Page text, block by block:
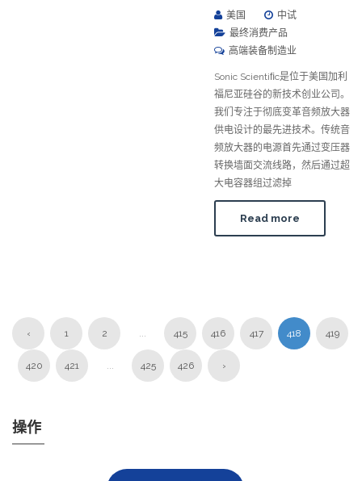
美国
中试
最终消费产品
高端装备制造业
Sonic Scientiﬁc是位于美国加利
福尼亚硅谷的新技术创业公司。
我们专注于彻底变革音频放大器
供电设计的最先进技术。传统音
频放大器的电源首先通过变压器
转换墙面交流线路，然后通过超
大电容器组过滤掉
Read more
‹ 1 2 ... 415 416 417 418 419
420 421 ... 425 426 ›
操作